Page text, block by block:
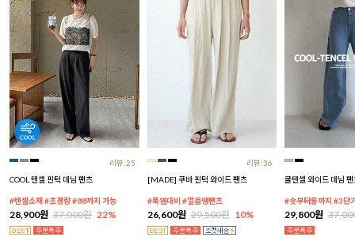
리뷰:25
COOL 텐셀 핀턱 데님 팬츠
#텐셀소재 #초경량 #88까지 가능
28,900원 37,000원 22%
리뷰:36
[MADE] 쿠바 핀턱 와이드 팬츠
#폭염대비 #얼음땡팬츠
26,600원 29,500원 10%
쿨텐셀 와이드 데님 팬
#숏부터롱까지 #3단
29,800원